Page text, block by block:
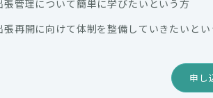
張管理について簡単に学びたいという方
張再開に向けて体制を整備していきたいとい
申し